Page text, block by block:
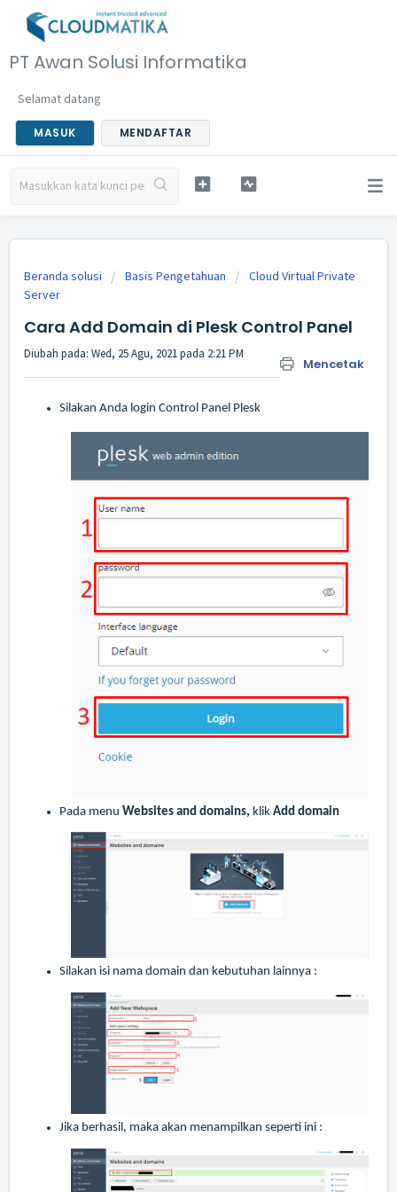
PT Awan Solusi Informatika
Selamat datang
MASUK MENDAFTAR
Beranda solusi Basis Pengetahuan
Cloud Virtual Private
Server
Cara Add Domain di Plesk Control Panel
Mencetak
Diubah pada: Wed, 25 Agu, 2021 pada 2:21 PM
Silakan Anda login Control Panel Plesk
Pada menu Websites and domains, klik Add domain
Silakan isi nama domain dan kebutuhan lainnya :
Jika berhasil, maka akan menampilkan seperti ini :